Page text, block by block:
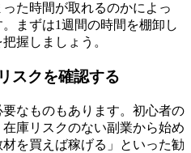
た時間が取れるのかによっ
まずは1週間の時間を棚卸し
握しましょう。
スクを確認する
なものもあります。初心者の
庫リスクのない副業から始め
を買えば稼げる」といった勧